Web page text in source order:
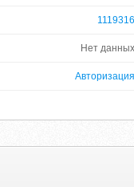
1119316
Нет данных
Авторизация